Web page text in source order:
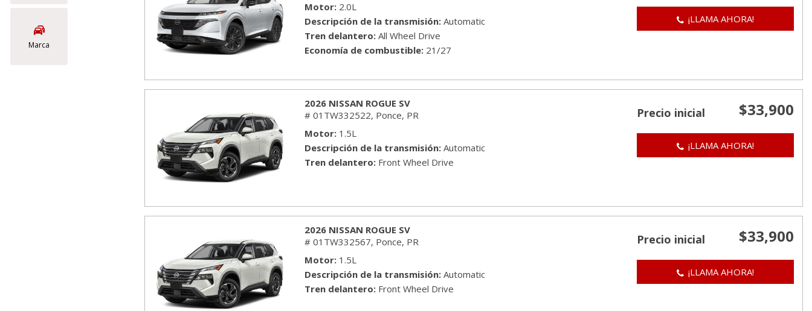
Marca
Motor 2.0L
Descripción de la transmisión Automatic
Tren delantero All Wheel Drive
Economía de combustible 21/27
¡LLAMA AHORA!
2026 NISSAN ROGUE SV
# 01TW332522, Ponce, PR
Motor 1.5L
Descripción de la transmisión Automatic
Tren delantero Front Wheel Drive
Precio inicial $33,900
¡LLAMA AHORA!
2026 NISSAN ROGUE SV
# 01TW332567, Ponce, PR
Motor 1.5L
Descripción de la transmisión Automatic
Tren delantero Front Wheel Drive
Precio inicial $33,900
¡LLAMA AHORA!